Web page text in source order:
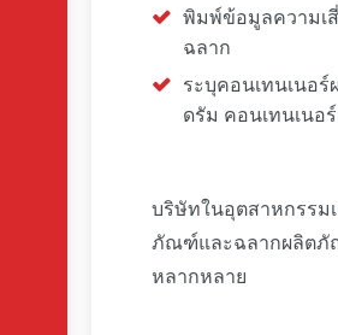
พิมพ์ข้อมูลความเ
ฉลาก
ระบุคอนเทนเนอ
ดรัม คอนเทนเนอ
บริษัทในอุตสาหกรรม
ภัณฑ์และฉลากผลิตภั
หลากหลาย